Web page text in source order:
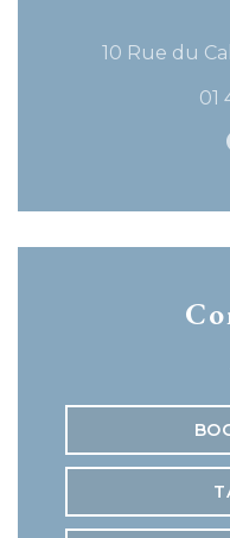
10 Rue du
01